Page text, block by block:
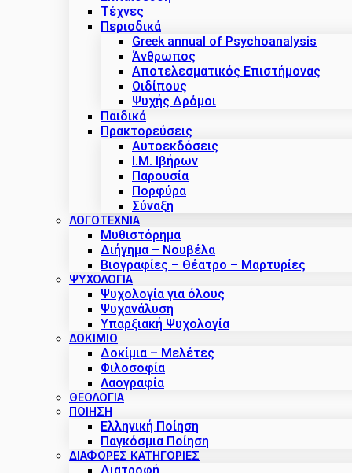
Τέχνες
Περιοδικά
Greek annual of Psychoanalysis
Άνθρωπος
Αποτελεσματικός Επιστήμονας
Οιδίπους
Ψυχής Δρόμοι
Παιδικά
Πρακτoρεύσεις
Αυτοεκδόσεις
Ι.Μ. Ιβήρων
Παρουσία
Πορφύρα
Σύναξη
ΛΟΓΟΤΕΧΝΙΑ
Μυθιστόρημα
Διήγημα – Νουβέλα
Βιογραφίες – Θέατρο – Μαρτυρίες
ΨΥΧΟΛΟΓΙΑ
Ψυχολογία για όλους
Ψυχανάλυση
Υπαρξιακή Ψυχολογία
ΔΟΚΊΜΙΟ
Δοκίμια – Μελέτες
Φιλοσοφία
Λαογραφία
ΘΕΟΛΟΓΙΑ
ΠΟΙΗΣΗ
Ελληνική Ποίηση
Παγκόσμια Ποίηση
ΔΙΑΦΟΡΕΣ ΚΑΤΗΓΟΡΙΕΣ
Διατροφή